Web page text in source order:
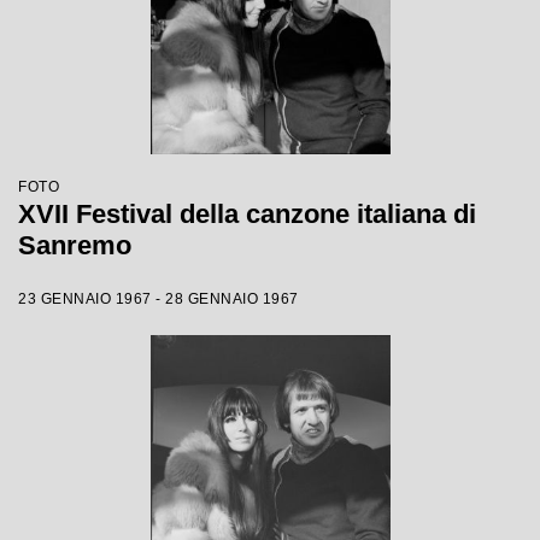
FOTO
XVII Festival della canzone italiana di
Sanremo
23 GENNAIO 1967 - 28 GENNAIO 1967